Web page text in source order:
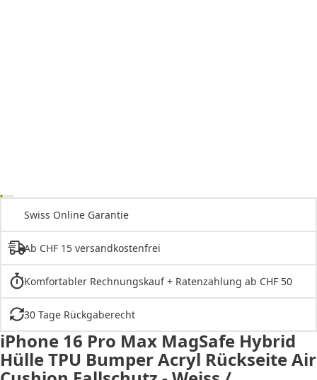
Swiss Online Garantie
Ab CHF 15 versandkostenfrei
Komfortabler Rechnungskauf + Ratenzahlung ab CHF 50
30 Tage Rückgaberecht
iPhone 16 Pro Max MagSafe Hybrid
Hülle TPU Bumper Acryl Rückseite Air